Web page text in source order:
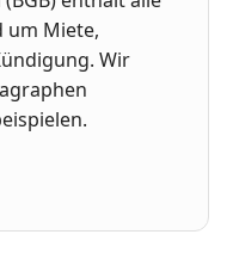
um Miete,
Wir